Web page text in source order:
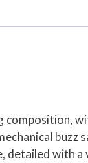
composition,
buzz
detailed with